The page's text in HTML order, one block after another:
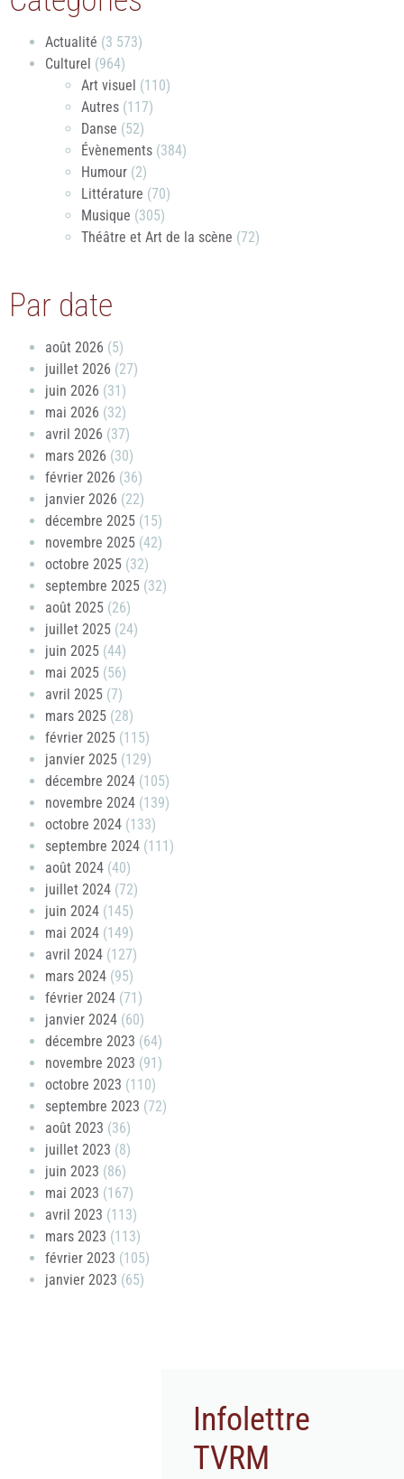
Actualité (3 573)
Culturel (964)
Art visuel (110)
Autres (117)
Danse (52)
Évènements (384)
Humour (2)
Littérature (70)
Musique (305)
Théâtre et Art de la scène (72)
Par date
août 2026 (5)
juillet 2026 (27)
juin 2026 (31)
mai 2026 (32)
avril 2026 (37)
mars 2026 (30)
février 2026 (36)
janvier 2026 (22)
décembre 2025 (15)
novembre 2025 (42)
octobre 2025 (32)
septembre 2025 (32)
août 2025 (26)
juillet 2025 (24)
juin 2025 (44)
mai 2025 (56)
avril 2025 (7)
mars 2025 (28)
février 2025 (115)
janvier 2025 (129)
décembre 2024 (105)
novembre 2024 (139)
octobre 2024 (133)
septembre 2024 (111)
août 2024 (40)
juillet 2024 (72)
juin 2024 (145)
mai 2024 (149)
avril 2024 (127)
mars 2024 (95)
février 2024 (71)
janvier 2024 (60)
décembre 2023 (64)
novembre 2023 (91)
octobre 2023 (110)
septembre 2023 (72)
août 2023 (36)
juillet 2023 (8)
juin 2023 (86)
mai 2023 (167)
avril 2023 (113)
mars 2023 (113)
février 2023 (105)
janvier 2023 (65)
Infolettre
TVRM